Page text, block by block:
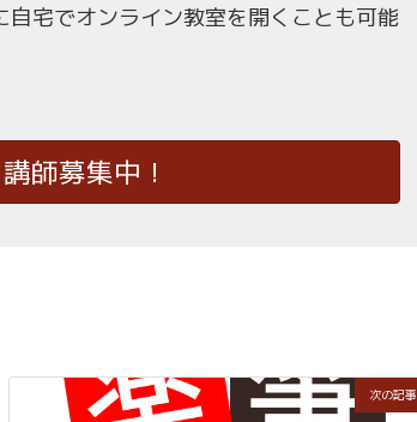
宅でオンライン教室を開くことも可能
師募集中！
次の記事